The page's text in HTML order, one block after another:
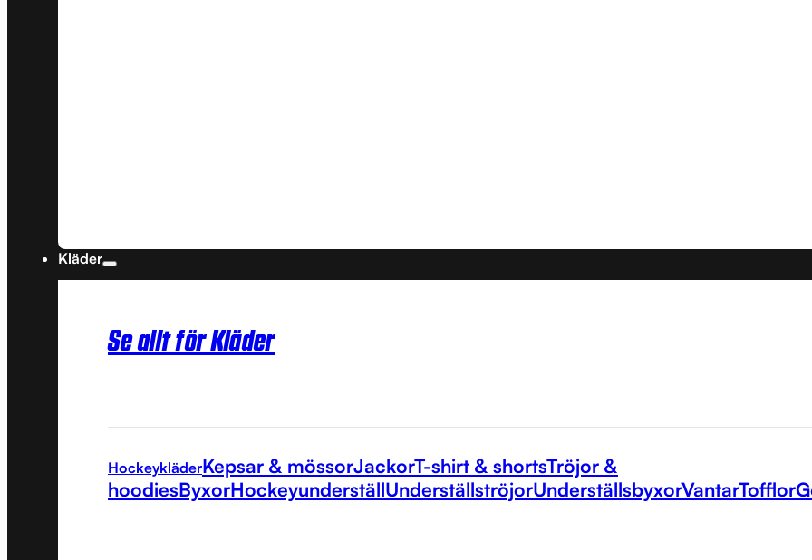
Kläder
Se allt för Kläder
HockeykläderKepsar & mössorJackorT-shirt & shortsTröjor &
hoodiesByxorHockeyunderställUnderställströjorUnderställsbyxorVantarTofflor